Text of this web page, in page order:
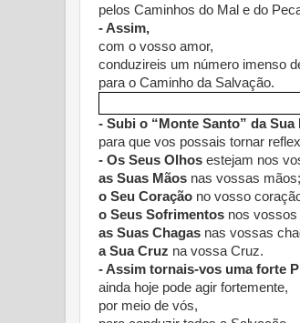
pelos Caminhos do Mal e do
- Assim,
com o vosso amor,
conduzireis um número imenso
para o Caminho da Salvação.
- Subi o “Monte Santo” da
para que vos possais tornar
- Os Seus Olhos estejam nos
as Suas Mãos nas vossas mãos;
o Seu Coração no vosso
o Seus Sofrimentos nos vossos
as Suas Chagas nas vossas
a Sua Cruz na vossa Cruz.
- Assim tornais-vos uma forte
ainda hoje pode agir fortemente,
por meio de vós,